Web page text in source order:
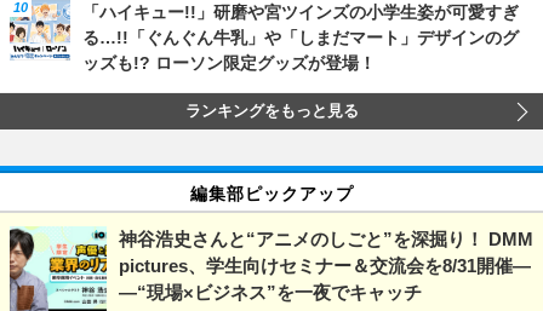
「ハイキュー!!」研磨や宮ツインズの小学生姿が可愛すぎ
る…!!「ぐんぐん牛乳」や「しまだマート」デザインのグ
ッズも!? ローソン限定グッズが登場！
ランキングをもっと見る
編集部ピックアップ
神谷浩史さんと“アニメのしごと”を深掘り！ DMM
pictures、学生向けセミナー＆交流会を8/31開催―
―“現場×ビジネス”を一夜でキャッチ